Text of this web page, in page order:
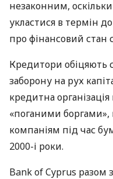
незаконним,
укластися в термін
про фінансовий стан
Кредитори обіцяють
заборону на рух
кредитна
«поганими
компаніям під час
2000-і роки.
Bank of Cyprus разом